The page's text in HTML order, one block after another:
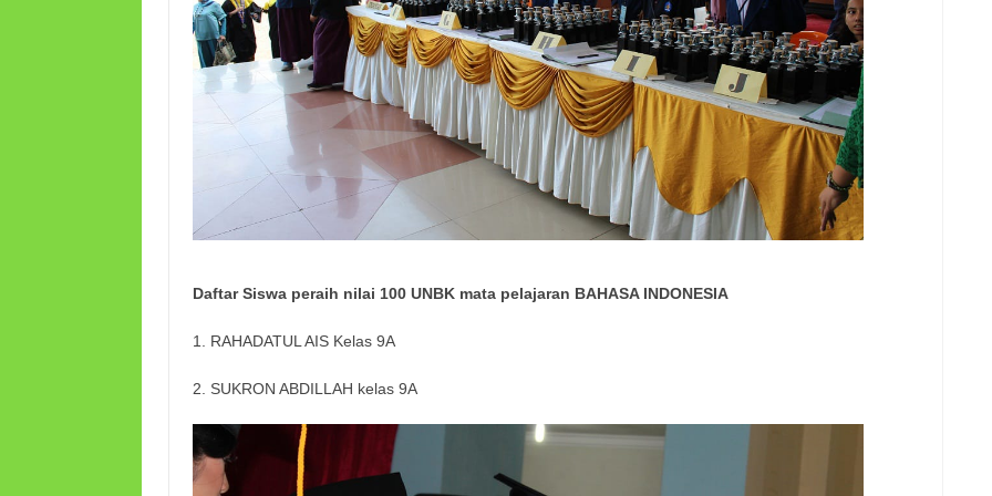
Daftar Siswa peraih nilai 100 UNBK mata pelajaran BAHASA INDONESIA
1. RAHADATUL AIS Kelas 9A
2. SUKRON ABDILLAH kelas 9A